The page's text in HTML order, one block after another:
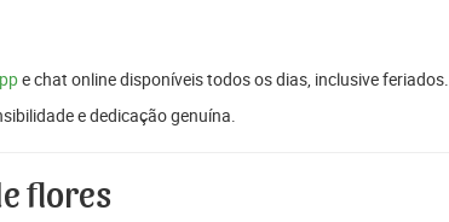
e chat online disponíveis todos os dias, inclusive feriados.
e dedicação genuína.
flores